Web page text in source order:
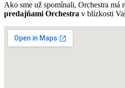
Ako sme už spomínali, Orchestra
predajňami Orchestra v blízkosti